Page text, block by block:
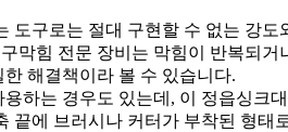
도구로는 절대 구현할 수 없는 강도
막힘 전문 장비는 막힘이 반복되거
해결책이라 볼 수 있습니다.
하는 경우도 있는데, 이 정읍싱크
끝에 브러시나 커터가 부착된 형태